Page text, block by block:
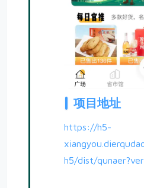
项目地址
https://h5-
h5/dist/